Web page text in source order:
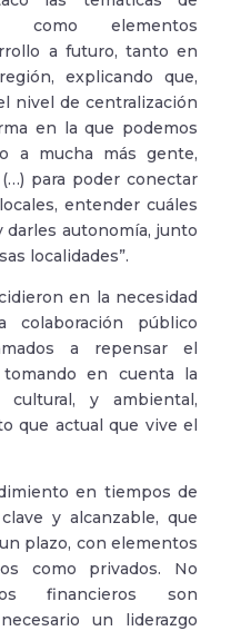
como elementos
a futuro, tanto en
explicando que,
nivel de centralización
en la que podemos
a mucha más gente,
para poder conectar
entender cuáles
autonomía, junto
localidades”.
en la necesidad
público
a repensar el
en cuenta la
cultural, y ambiental,
que actual que vive el
en tiempos de
y alcanzable, que
plazo, con elementos
como privados. No
financieros son
un liderazgo